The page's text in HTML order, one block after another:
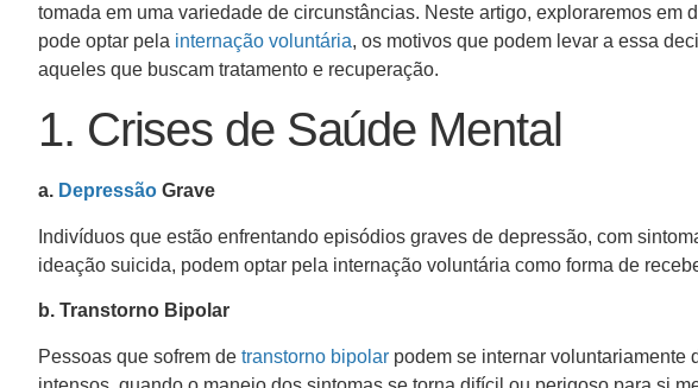
tomada em uma variedade de circunstâncias. Neste artigo, exploraremos em
pode optar pela internação voluntária, os motivos que podem levar a essa
aqueles que buscam tratamento e recuperação.
1. Crises de Saúde Mental
a. Depressão Grave
Indivíduos que estão enfrentando episódios graves de depressão, com
ideação suicida, podem optar pela internação voluntária como forma de
b. Transtorno Bipolar
Pessoas que sofrem de transtorno bipolar podem se internar voluntariamente